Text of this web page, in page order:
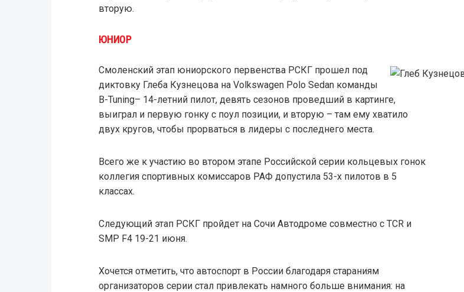
вторую.
ЮНИОР
Смоленский этап юниорского первенства РСКГ прошел под
диктовку Глеба Кузнецова на Volkswagen Polo Sedan команды
B-Tuning– 14-летний пилот, девять сезонов проведший в картинге,
выиграл и первую гонку с поул позиции, и вторую – там ему хватило
двух кругов, чтобы прорваться в лидеры с последнего места.
Всего же к участию во втором этапе Российской серии кольцевых гонок
коллегия спортивных комиссаров РАФ допустила 53-х пилотов в 5
классах.
Следующий этап РСКГ пройдет на Сочи Автодроме совместно с TCR и
SMP F4 19-21 июня.
Хочется отметить, что автоспорт в России благодаря стараниям
организаторов серии стал привлекать намного больше внимания: на